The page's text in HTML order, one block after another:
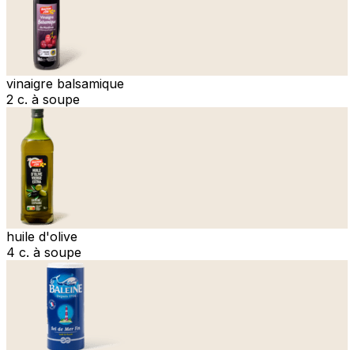
vinaigre balsamique
2 c. à soupe
huile d'olive
4 c. à soupe